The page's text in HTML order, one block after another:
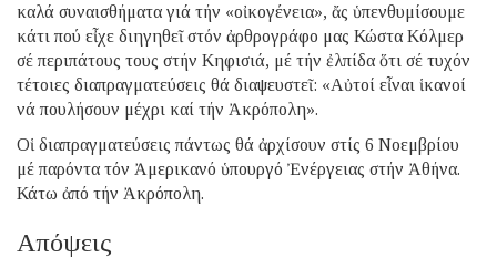
καλά συναισθήματα γιά τήν «οἰκογένεια», ἄς ὑπενθυμίσουμε
κάτι πού εἶχε διηγηθεῖ στόν ἀρθρογράφο μας Κώστα Κόλμερ
σέ περιπάτους τους στήν Κηφισιά, μέ τήν ἐλπίδα ὅτι σέ τυχόν
τέτοιες διαπραγματεύσεις θά διαψευστεῖ: «Αὐτοί εἶναι ἱκανοί
νά πουλήσουν μέχρι καί τήν Ἀκρόπολη».
Οἱ διαπραγματεύσεις πάντως θά ἀρχίσουν στίς 6 Νοεμβρίου
μέ παρόντα τόν Ἀμερικανό ὑπουργό Ἐνέργειας στήν Ἀθήνα.
Κάτω ἀπό τήν Ἀκρόπολη.
Απόψεις